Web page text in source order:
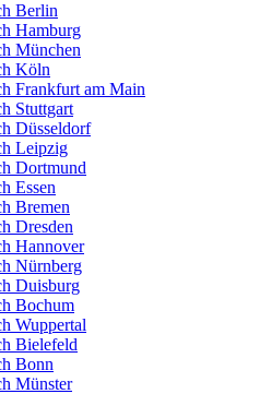
Berlin
Hamburg
München
Köln
Frankfurt am Main
Stuttgart
Düsseldorf
Leipzig
Dortmund
Essen
Bremen
Dresden
Hannover
Nürnberg
Duisburg
Bochum
Wuppertal
Bielefeld
Bonn
Münster